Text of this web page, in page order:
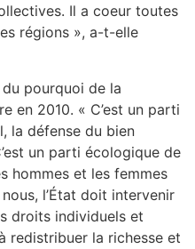
Il a coeur toutes
régions », a-t-elle
pourquoi de la
en 2010. « C’est un parti
la défense du bien
un parti écologique de
hommes et les femmes
l’État doit intervenir
droits individuels et
redistribuer la richesse et